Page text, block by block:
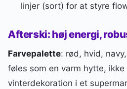
linjer (sort) for at styre
Afterski: høj energi,
Farvepalette: rød, hvid,
føles som en varm hytte, ikke
vinterdekoration i et